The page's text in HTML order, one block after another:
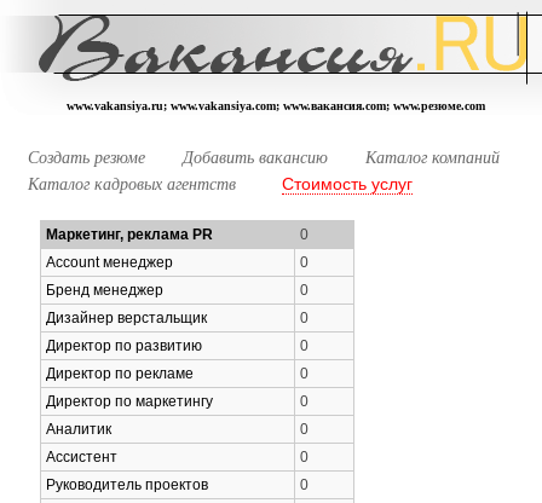
www.vakansiya.ru; www.vakansiya.com; www.вакансия.com; www.резюме.com
Создать резюме Добавить вакансию
Каталог компаний
Каталог кадровых агентств
Стоимость услуг
Маркетинг, реклама PR
0
Account менеджер
0
Бренд менеджер
0
Дизайнер верстальщик
0
Директор по развитию
0
Директор по рекламе
0
Директор по маркетингу
0
Аналитик
0
Ассистент
0
Руководитель проектов
0